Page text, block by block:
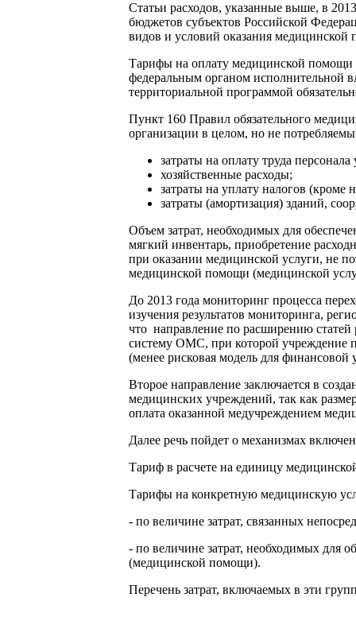
Статьи расходов, указанные выше, в
бюджетов субъектов Российской
видов и условий оказания медицинской
Тарифы на оплату медицинской помощи
федеральным органом исполнительной
территориальной программой
Пункт 160 Правил обязательного
организации в целом, но не
затраты на оплату труда
хозяйственные расходы;
затраты на уплату налогов
затраты (амортизация) зданий,
Объем затрат, необходимых для
мягкий инвентарь, приобретение
при оказании медицинской услуги, не
медицинской помощи (медицинской
До 2013 года мониторинг процесса
изучения результатов мониторинга,
что направление по расширению статей
систему ОМС, при которой учреждение
(менее рисковая модель для
Второе направление заключается в
медицинских учреждений, так как
оплата оказанной медучреждением
Далее речь пойдет о механизмах
Тариф в расчете на единицу
Тарифы на конкретную медицинскую
- по величине затрат, связанных
- по величине затрат, необходимых для
(медицинской помощи).
Перечень затрат, включаемых в эти